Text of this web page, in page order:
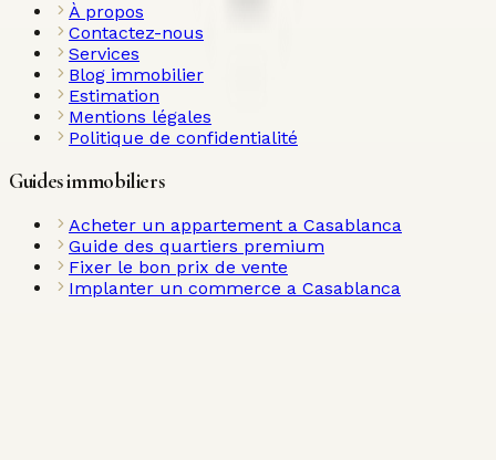
À propos
Contactez-nous
Services
Blog immobilier
Estimation
Mentions légales
Politique de confidentialité
Guides immobiliers
Acheter un appartement a Casablanca
Guide des quartiers premium
Fixer le bon prix de vente
Implanter un commerce a Casablanca